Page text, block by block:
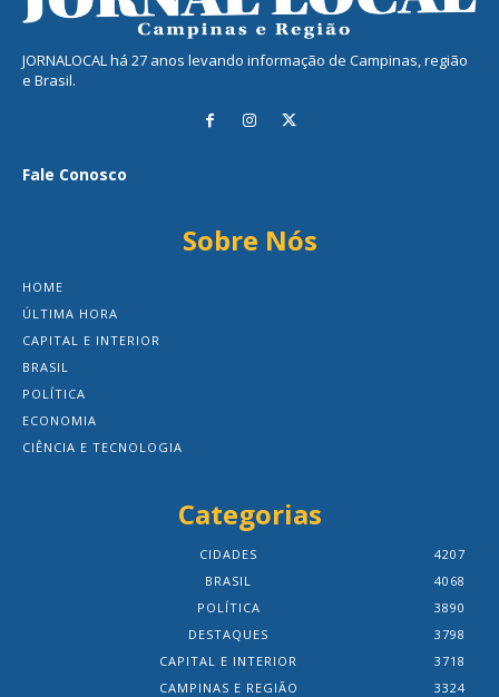
JORNALOCAL há 27 anos levando informação de Campinas, região
e Brasil.
Fale Conosco
Sobre Nós
HOME
ÚLTIMA HORA
CAPITAL E INTERIOR
BRASIL
POLÍTICA
ECONOMIA
CIÊNCIA E TECNOLOGIA
Categorias
CIDADES
4207
BRASIL
4068
POLÍTICA
3890
DESTAQUES
3798
CAPITAL E INTERIOR
3718
CAMPINAS E REGIÃO
3324